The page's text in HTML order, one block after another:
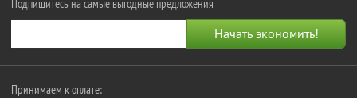
Подпишитесь на самые выгодные предложения
Принимаем к оплате: